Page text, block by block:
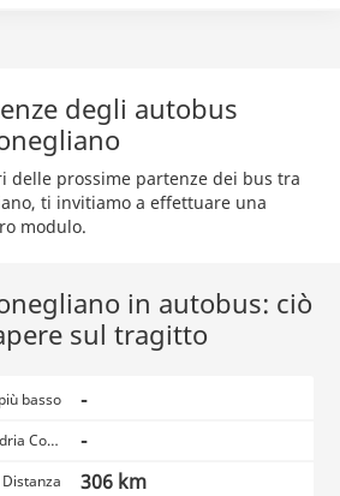
degli autobus
delle prossime partenze dei bus tra
ti invitiamo a effettuare una
modulo.
in autobus: ciò
sul tragitto
basso -
Durata autobus Alessandria Conegliano -
Distanza 306 km